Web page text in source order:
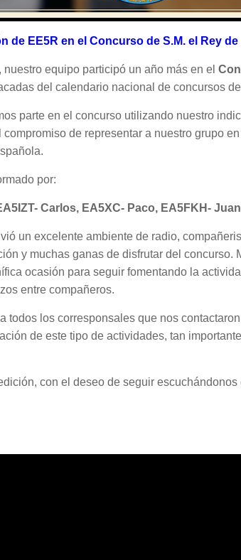
de EE5R en el Concurso de S.M. el Rey
, nuestro equipo participó un año más en el
del calendario nacional de concursos
parte en el concurso utilizando nuestro
compromiso de representar a nuestro grupo
por:
Carlos, EA5XC- Paco, EA5FKH-
un excelente ambiente de radio,
y muchas ganas de disfrutar del concurso.
ocasión para seguir fomentando la
entre compañeros.
todos los corresponsales que nos
de este tipo de actividades, tan
con el deseo de seguir escuchándonos